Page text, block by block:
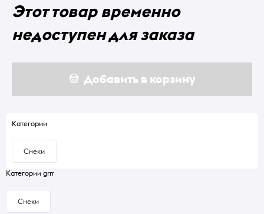
Этот товар временно
недоступен для заказа
Добавить в корзину
Категории
Снеки
Категории grrr
Снеки